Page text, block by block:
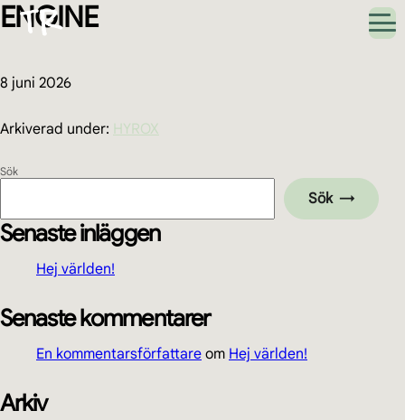
Hoppa
till
Hoppa
till
Hoppa
till
sidofältet
Hoppa
till
ENGINE
8 juni 2026
Arkiverad under: HYROX
Primärt
Sök
Sök
Senaste inläggen
Hej världen!
Senaste kommentarer
En kommentarsförfattare om Hej världen!
Arkiv